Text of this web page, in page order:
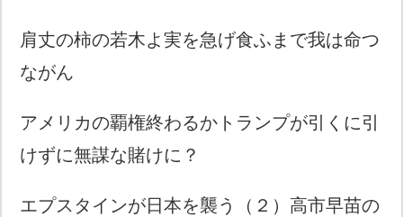
肩丈の柿の若木よ実を急げ食ふまで我は命つ
ながん
アメリカの覇権終わるかトランプが引くに引
けずに無謀な賭けに？
エプスタインが日本を襲う（２）高市早苗の